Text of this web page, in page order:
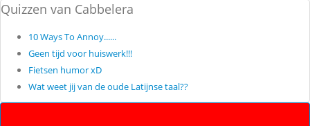
Quizzen van Cabbelera
10 Ways To Annoy......
Geen tijd voor huiswerk!!!
Fietsen humor xD
Wat weet jij van de oude Latijnse taal??